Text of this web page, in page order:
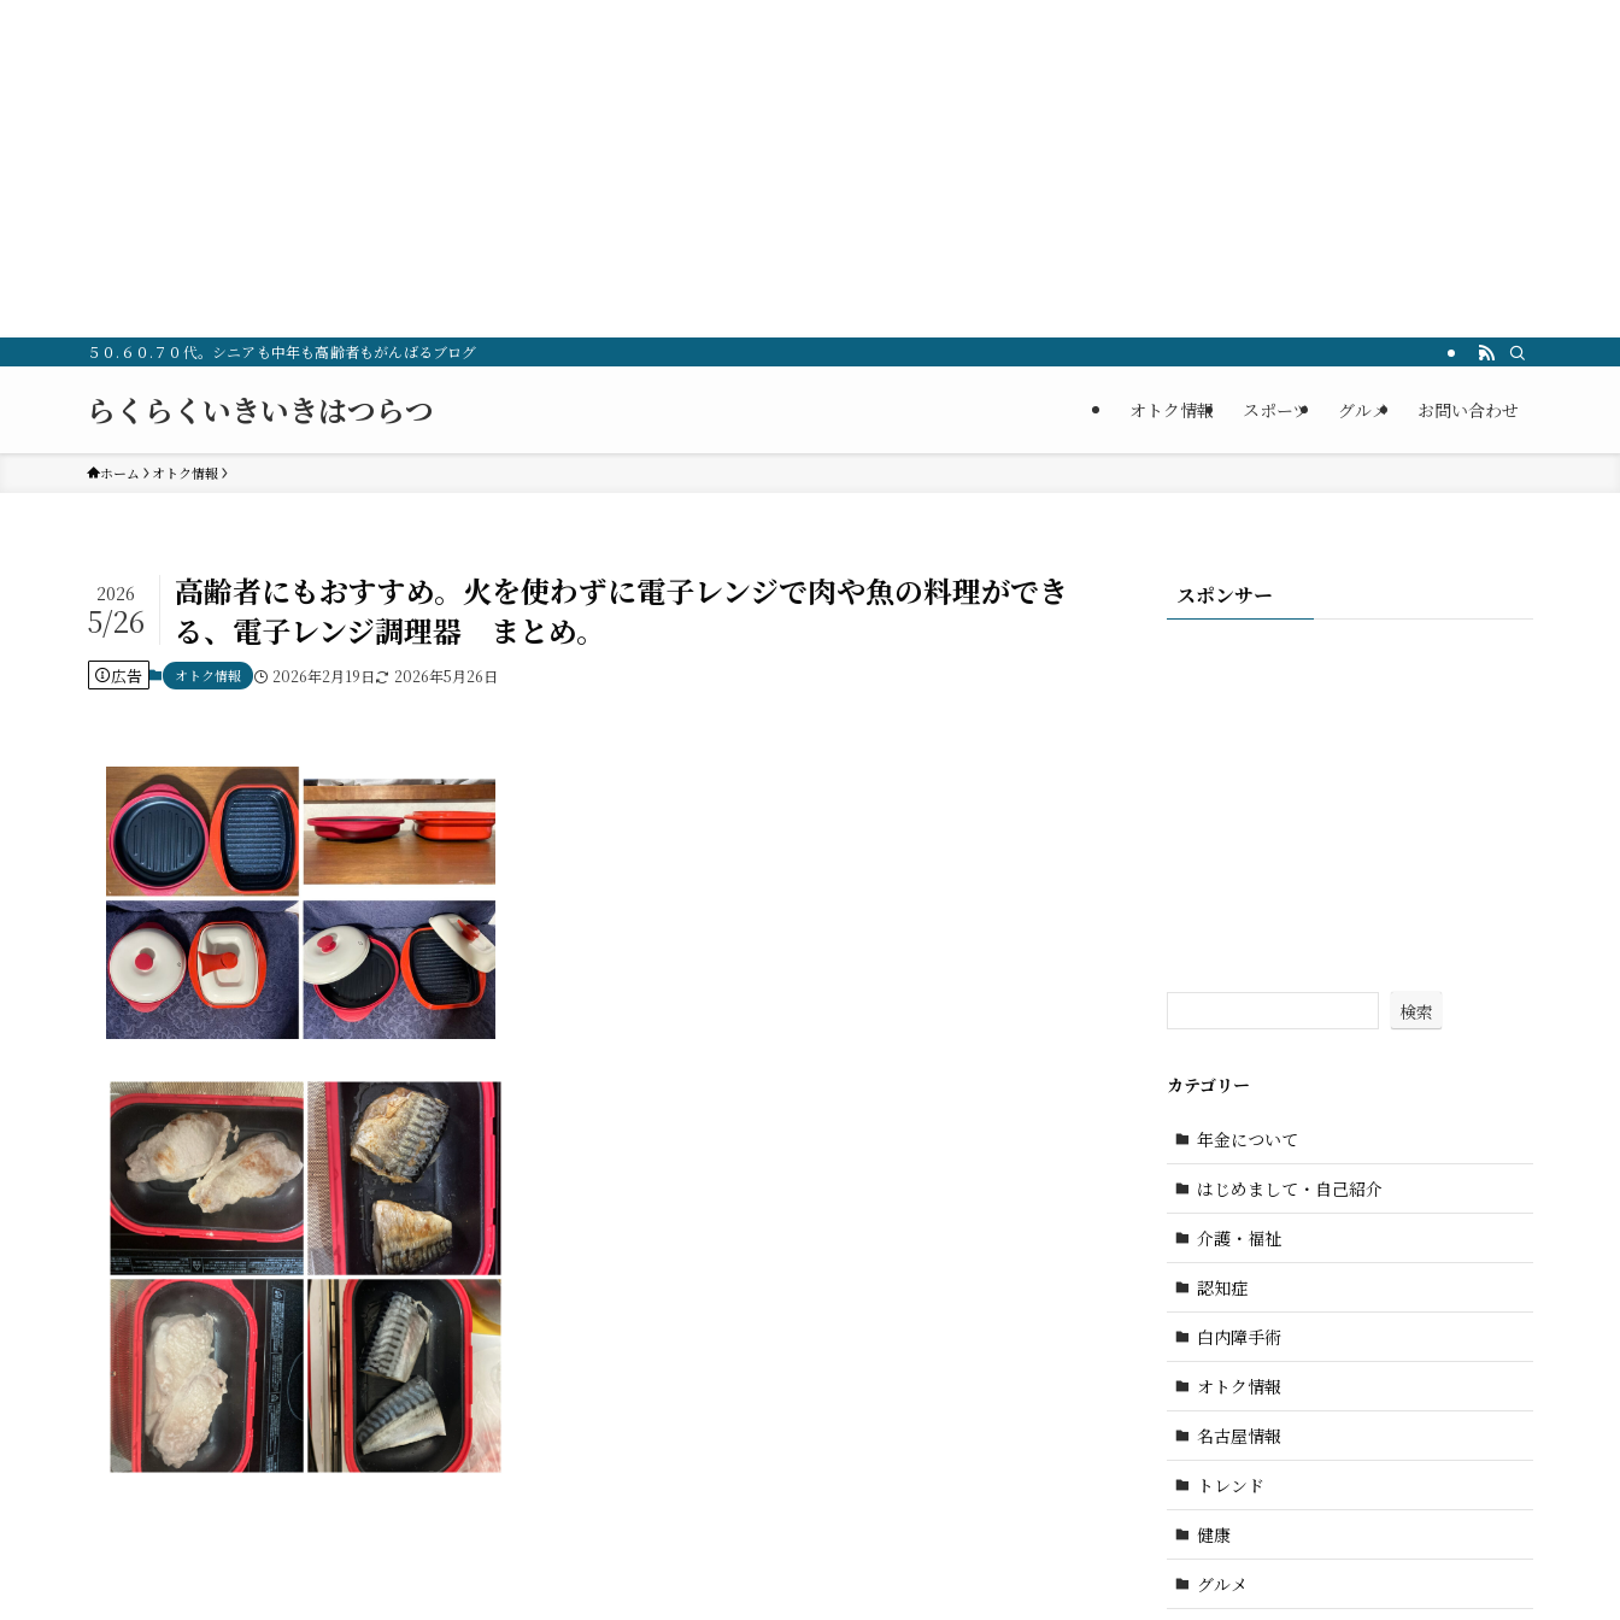
５０.６０.７０代。シニアも中年も高齢者もがんばるブログ
らくらくいきいきはつらつ オトク情報 スポーツ グルメ お問い合わせ
ホーム オトク情報
高齢者にもおすすめ。火を使わずに電子レンジで肉や魚の料理ができ
る、電子レンジ調理器 まとめ。
2026
5/26
広告 オトク情報 2026年2月19日 2026年5月26日
スポンサー
検索
カテゴリー
年金について
はじめまして・自己紹介
介護・福祉
認知症
白内障手術
オトク情報
名古屋情報
トレンド
健康
グルメ